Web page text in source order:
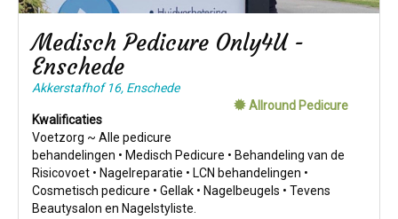
Medisch Pedicure Only4U -
Enschede
Allround Pedicure
Akkerstafhof 16, Enschede
Kwalificaties
Voetzorg ~ Alle pedicure
behandelingen • Medisch Pedicure • Behandeling van de
Risicovoet • Nagelreparatie • LCN behandelingen •
Cosmetisch pedicure • Gellak • Nagelbeugels • Tevens
Beautysalon en Nagelstyliste.